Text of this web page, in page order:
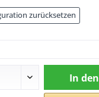
zurücksetzen
In den